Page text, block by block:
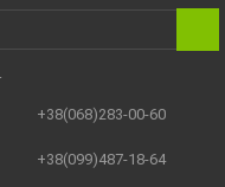
+38(068)283-00-60
+38(099)487-18-64